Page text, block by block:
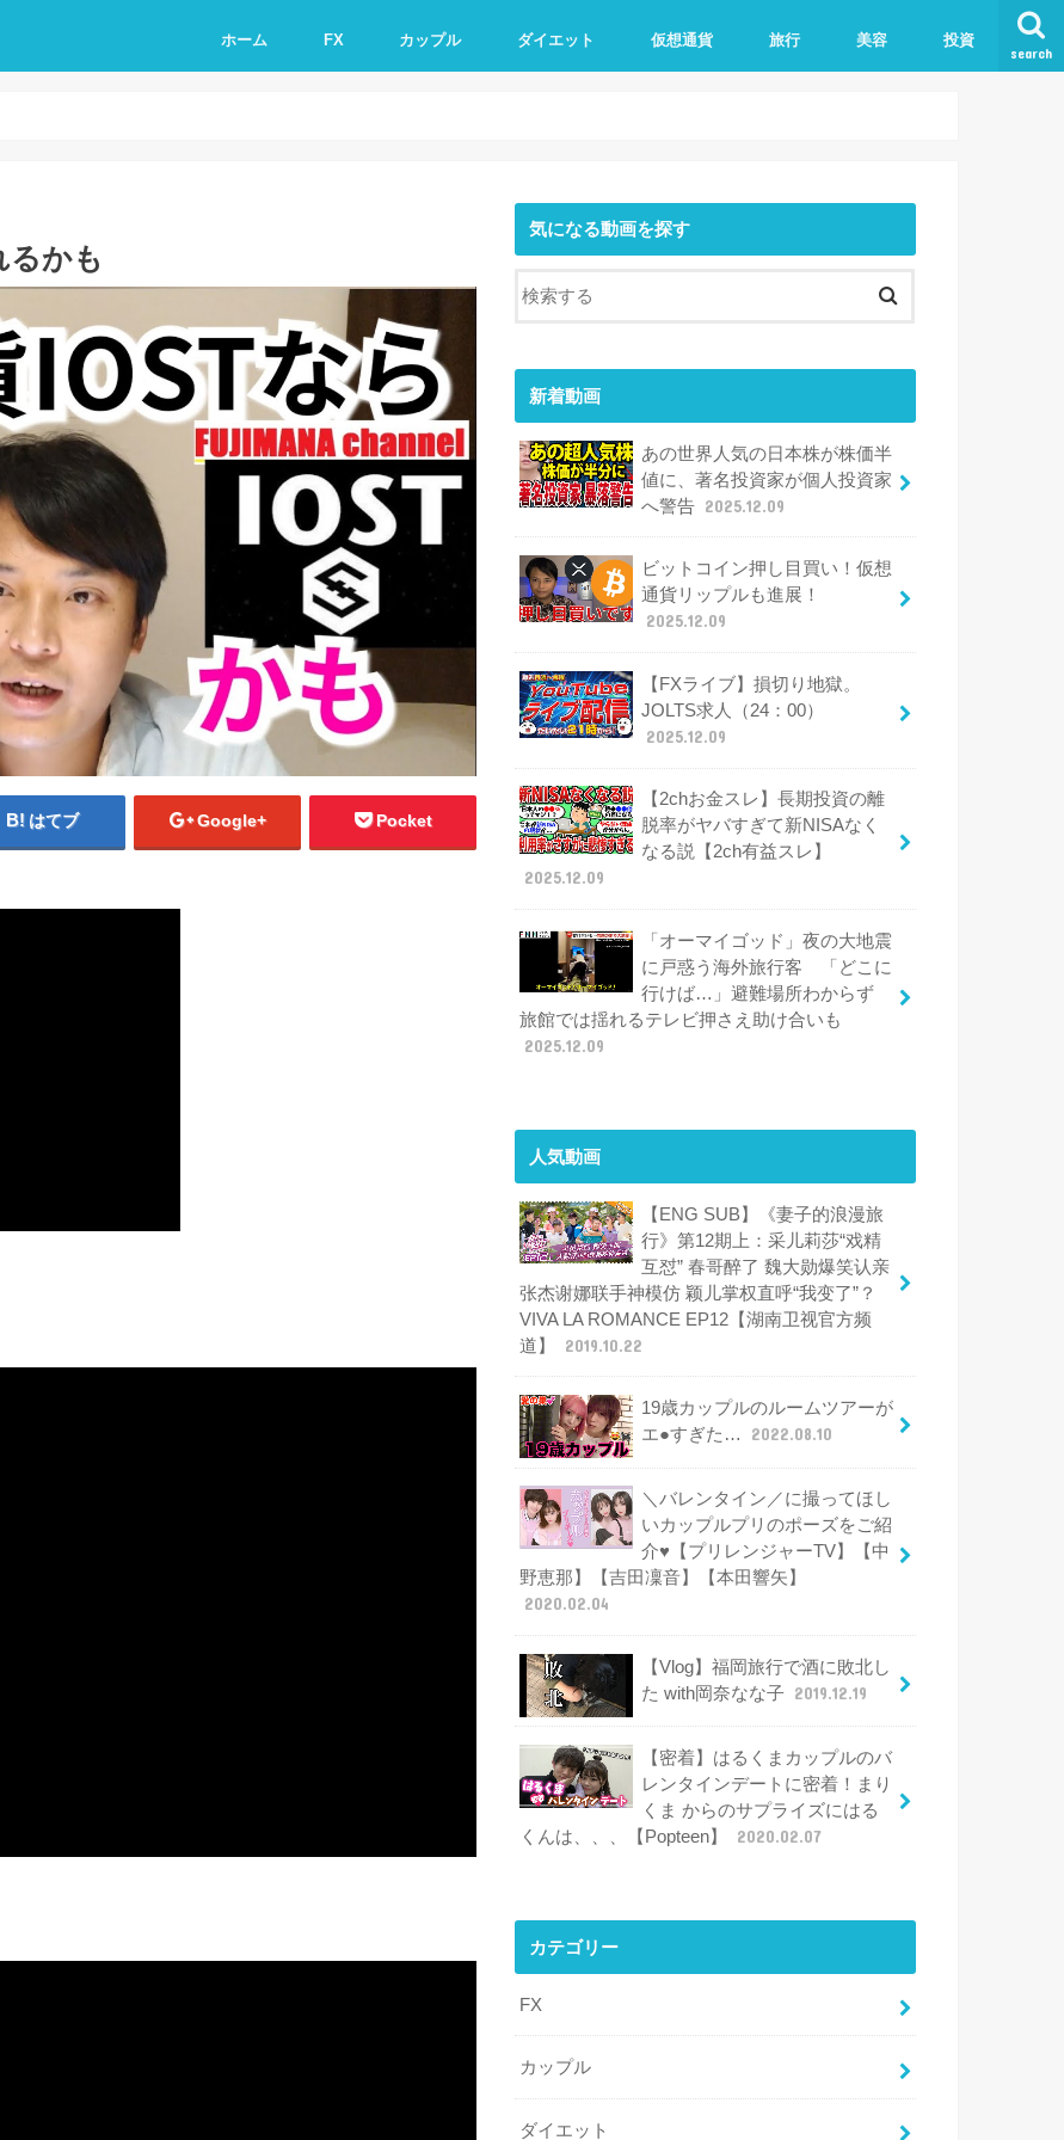
search
ホーム FX カップル ダイエット 仮想通貨 旅行 美容 投資
るかも
はてブ Google+ Pocket
気になる動画を探す
新着動画
あの世界人気の日本株が株価半
値に、著名投資家が個人投資家
へ警告 2025.12.09
ビットコイン押し目買い！仮想
通貨リップルも進展！
2025.12.09
【FXライブ】損切り地獄。
JOLTS求人（24：00）
2025.12.09
【2chお金スレ】長期投資の離
脱率がヤバすぎて新NISAなく
なる説【2ch有益スレ】
2025.12.09
「オーマイゴッド」夜の大地震
に戸惑う海外旅行客 「どこに
行けば…」避難場所わからず
旅館では揺れるテレビ押さえ助け合いも
2025.12.09
人気動画
【ENG SUB】《妻子的浪漫旅
行》第12期上：采儿莉莎“戏精
互怼” 春哥醉了 魏大勋爆笑认亲
张杰谢娜联手神模仿 颖儿掌权直呼“我变了”？
VIVA LA ROMANCE EP12【湖南卫视官方频
道】
2019.10.22
19歳カップルのルームツアーが
エ●すぎた…
2022.08.10
＼バレンタイン／に撮ってほし
いカップルプリのポーズをご紹
介♥【プリレンジャーTV】【中
野恵那】【吉田凜音】【本田響矢】
2020.02.04
【Vlog】福岡旅行で酒に敗北し
た with岡奈なな子 2019.12.19
【密着】はるくまカップルのバ
レンタインデートに密着！まり
くま からのサプライズにはる
くんは、、、【Popteen】
2020.02.07
カテゴリー
FX
カップル
ダイエット